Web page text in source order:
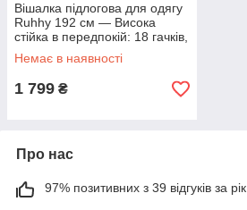
Вішалка підлогова для одягу
Ruhhy 192 см — Висока
стійка в передпокій: 18 гачків,
3 полиці для взуття,
металевий стелаж (Чорна)
Немає в наявності
1 799 ₴
Про нас
97% позитивних з 39 відгуків за рік